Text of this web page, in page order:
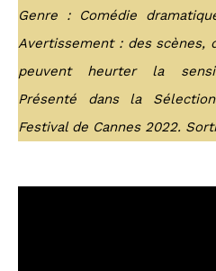
Genre : Comédie
Avertissement : des scènes,
peuvent heurter la
Présenté dans la
Festival de Cannes 2022.